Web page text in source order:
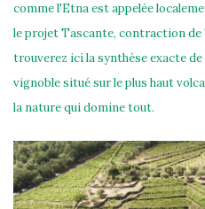
comme l'Etna est appelée
le projet Tascante, contraction de
trouverez ici la synthèse exacte
vignoble situé sur le plus haut
la nature qui domine tout.